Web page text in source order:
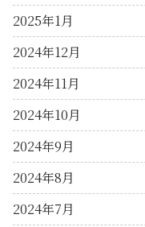
2025年1月
2024年12月
2024年11月
2024年10月
2024年9月
2024年8月
2024年7月